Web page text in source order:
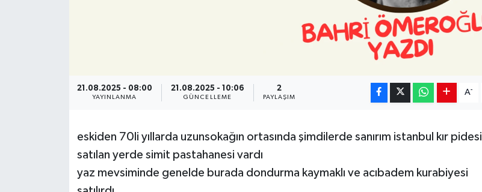
21.08.2025 - 08:00
YAYINLANMA
21.08.2025 - 10:06
GÜNCELLEME
2
PAYLAŞIM
A-
eskiden 70li yıllarda uzunsokağın ortasında şimdilerde sanırım istanbul kır pidesi
satılan yerde simit pastahanesi vardı
yaz mevsiminde genelde burada dondurma kaymaklı ve acıbadem kurabiyesi